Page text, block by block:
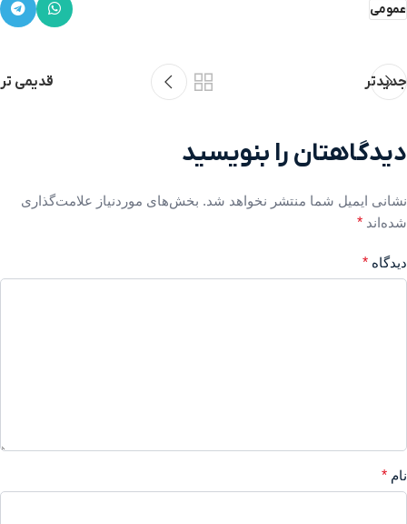
عمومی
جدیدتر قدیمی تر
دیدگاهتان را بنویسید
نشانی ایمیل شما منتشر نخواهد شد. بخش‌های موردنیاز علامت‌گذاری
شده‌اند *
دیدگاه *
نام *